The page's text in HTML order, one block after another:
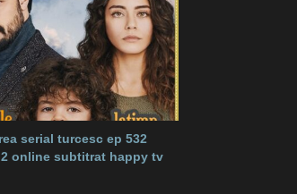
serial turcesc ep 532
online subtitrat happy tv